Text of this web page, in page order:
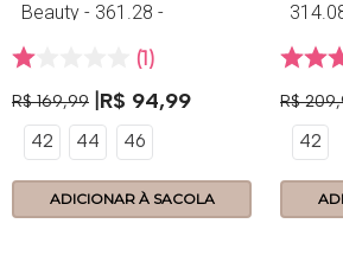
Beauty - 361.28 -
Tiramissu
1
R$ 169,99 R$ 94,99
42 44 46
ADICIONAR À SACOLA
Menta
R$ 209,
42